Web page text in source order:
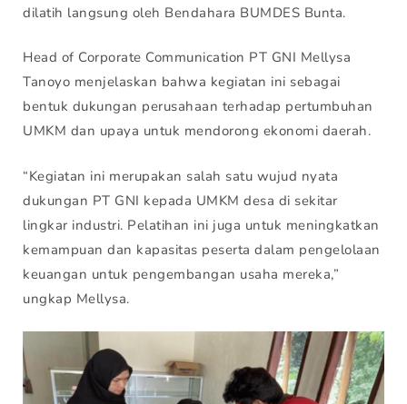
dilatih langsung oleh Bendahara BUMDES Bunta.
Head of Corporate Communication PT GNI Mellysa
Tanoyo menjelaskan bahwa kegiatan ini sebagai
bentuk dukungan perusahaan terhadap pertumbuhan
UMKM dan upaya untuk mendorong ekonomi daerah.
“Kegiatan ini merupakan salah satu wujud nyata
dukungan PT GNI kepada UMKM desa di sekitar
lingkar industri. Pelatihan ini juga untuk meningkatkan
kemampuan dan kapasitas peserta dalam pengelolaan
keuangan untuk pengembangan usaha mereka,”
ungkap Mellysa.